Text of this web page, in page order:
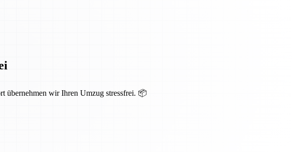
übernehmen wir Ihren Umzug stressfrei. 📦